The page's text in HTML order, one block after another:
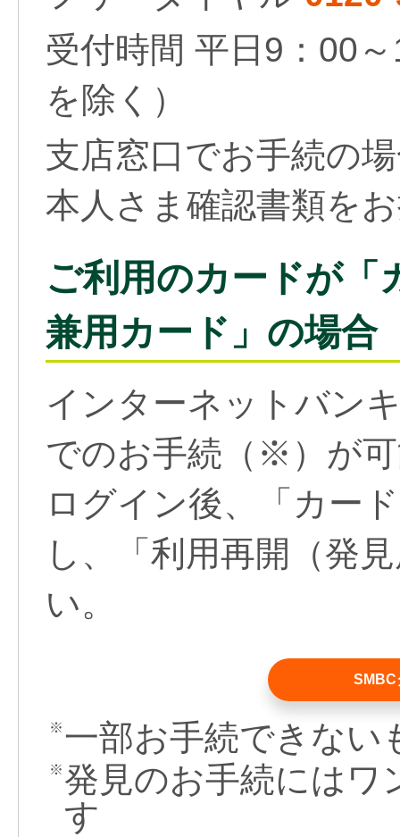
受付時間 平日9：00
を除く）
支店窓口でお手続の
本人さま確認書類を
ご利用のカードが「
兼用カード」の場合
インターネットバン
でのお手続（ ※ ）が
ログイン後、「カー
し、「利用再開（発
い。
SMBC
※ 一部お手続できない
※ 発見のお手続にはワ
す